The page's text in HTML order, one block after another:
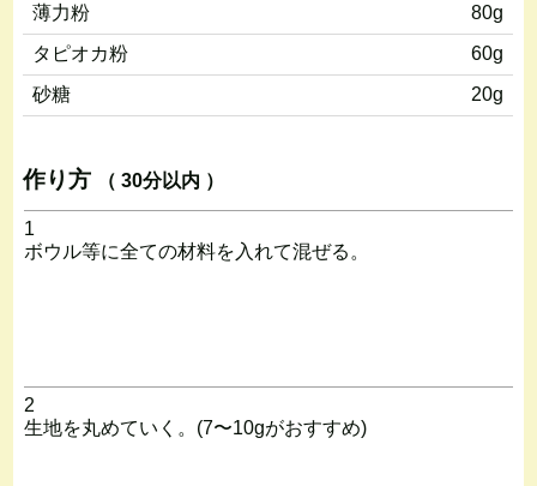
薄力粉
80g
タピオカ粉
60g
砂糖
20g
作り方 （ 30分以内 ）
1
ボウル等に全ての材料を入れて混ぜる。
2
生地を丸めていく。(7〜10gがおすすめ)